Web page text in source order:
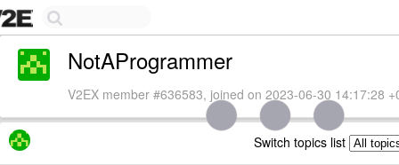
NotAProgrammer
V2EX member #636583, joined on 2023-06-30 14:17:28
Switch topics list